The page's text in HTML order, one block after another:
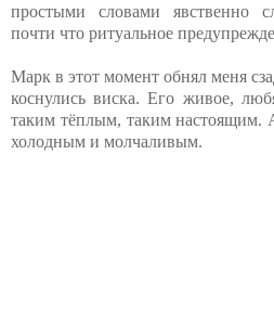
простыми словами явственно
почти что ритуальное
Марк в этот момент обнял меня
коснулись виска. Его живое,
таким тёплым, таким настоящим.
холодным и молчаливым.